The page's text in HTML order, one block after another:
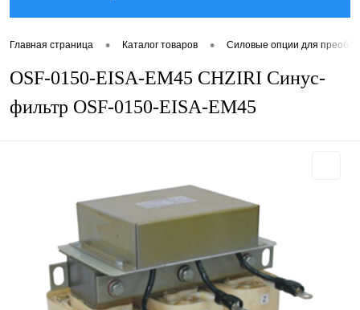
Главная страница • Каталог товаров • Силовые опции для
OSF-0150-EISA-EM45 CHZIRI Синус-
фильтр OSF-0150-EISA-EM45